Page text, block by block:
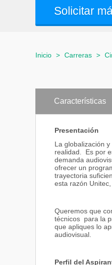
Solicitar
Inicio > Carreras >
Características
Presentación
La globalización
realidad. Es por
demanda
ofrecer un
trayectoria
esta razón
Queremos que
técnicos para la
que apliques lo
audiovisual.
Perfil del